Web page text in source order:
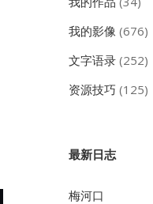
我的影像 (676)
文字语录(252)
资源技巧 (125)
最新日志
梅河口